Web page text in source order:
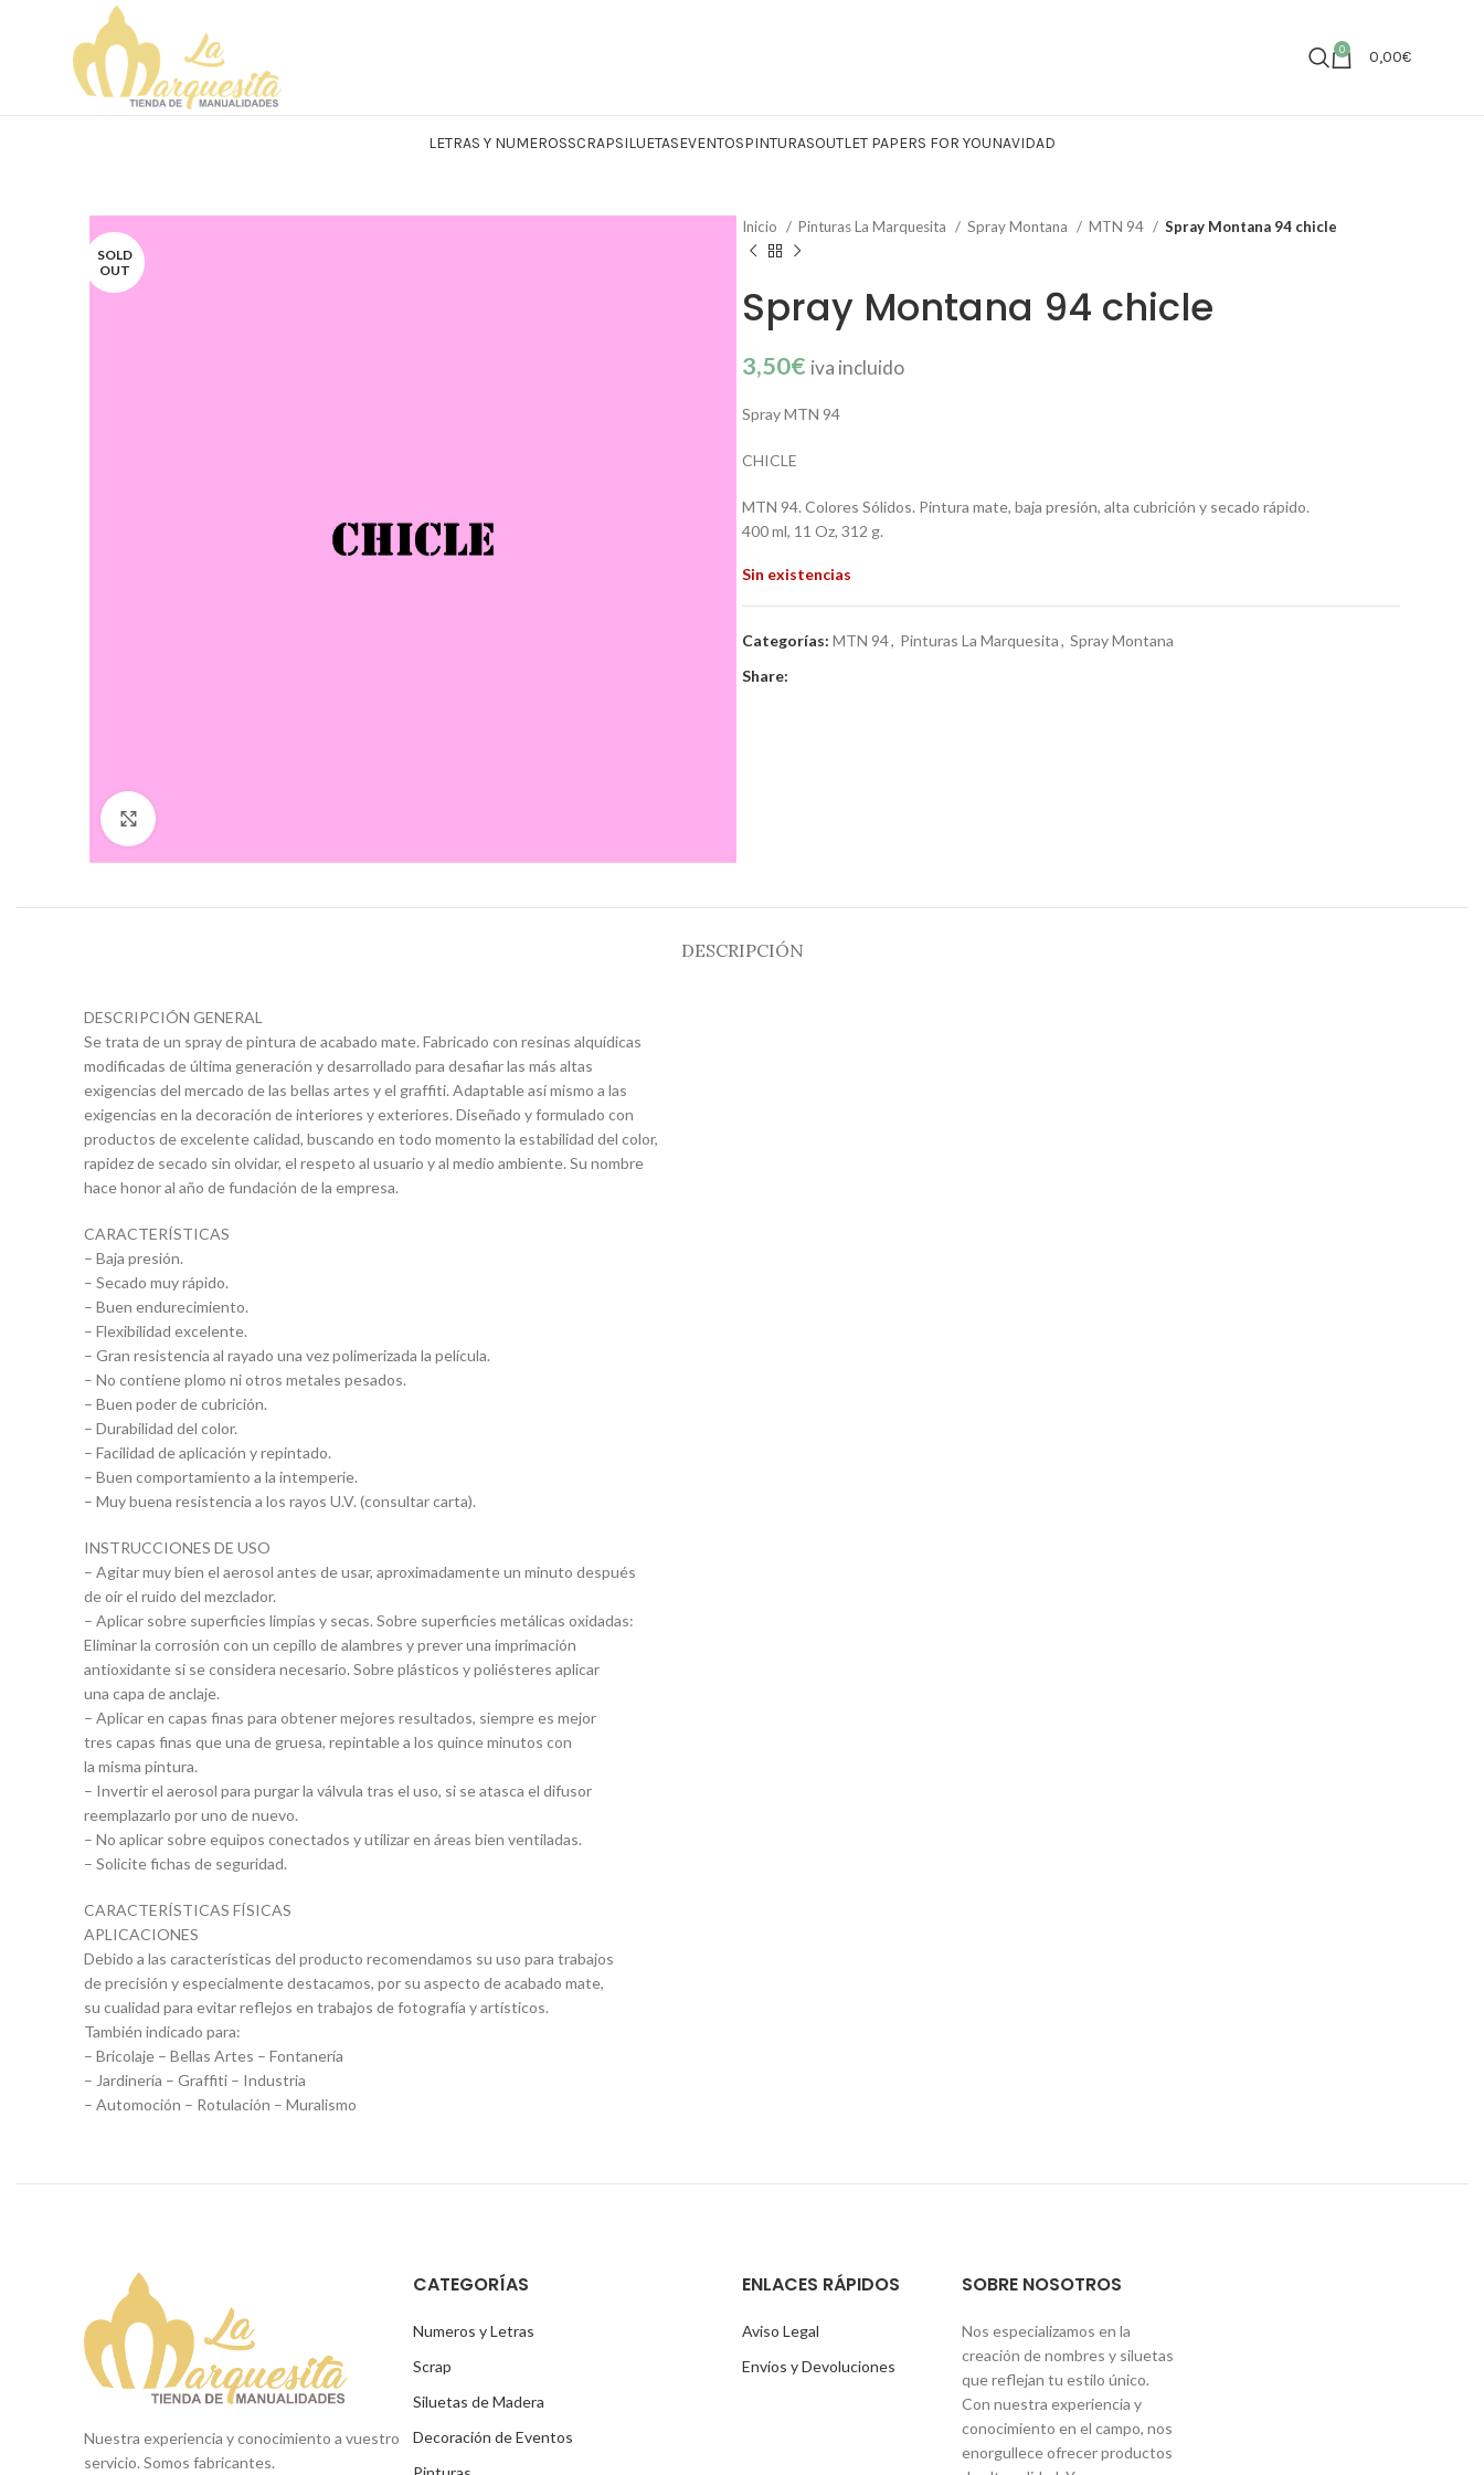
0 0,00€
LETRAS Y NUMEROSSCRAPSILUETASEVENTOSPINTURASOUTLET PAPERS FOR YOUNAVIDAD
SOLD
OUT
Inicio Pinturas La Marquesita Spray Montana MTN 94 Spray Montana 94 chicle
Spray Montana 94 chicle
3,50€ iva incluido
Spray MTN 94
CHICLE
MTN 94. Colores Sólidos. Pintura mate, baja presión, alta cubrición y secado rápido.
400 ml, 11 Oz, 312 g.
Sin existencias
Categorías: MTN 94, Pinturas La Marquesita, Spray Montana
Share:
DESCRIPCIÓN
DESCRIPCIÓN GENERAL
Se trata de un spray de pintura de acabado mate. Fabricado con resinas alquídicas
modificadas de última generación y desarrollado para desafiar las más altas
exigencias del mercado de las bellas artes y el graffiti. Adaptable así mismo a las
exigencias en la decoración de interiores y exteriores. Diseñado y formulado con
productos de excelente calidad, buscando en todo momento la estabilidad del color,
rapidez de secado sin olvidar, el respeto al usuario y al medio ambiente. Su nombre
hace honor al año de fundación de la empresa.
CARACTERÍSTICAS
– Baja presión.
– Secado muy rápido.
– Buen endurecimiento.
– Flexibilidad excelente.
– Gran resistencia al rayado una vez polimerizada la película.
– No contiene plomo ni otros metales pesados.
– Buen poder de cubrición.
– Durabilidad del color.
– Facilidad de aplicación y repintado.
– Buen comportamiento a la intemperie.
– Muy buena resistencia a los rayos U.V. (consultar carta).
INSTRUCCIONES DE USO
– Agitar muy bien el aerosol antes de usar, aproximadamente un minuto después
de oír el ruido del mezclador.
– Aplicar sobre superficies limpias y secas. Sobre superficies metálicas oxidadas:
Eliminar la corrosión con un cepillo de alambres y prever una imprimación
antioxidante si se considera necesario. Sobre plásticos y poliésteres aplicar
una capa de anclaje.
– Aplicar en capas finas para obtener mejores resultados, siempre es mejor
tres capas finas que una de gruesa, repintable a los quince minutos con
la misma pintura.
– Invertir el aerosol para purgar la válvula tras el uso, si se atasca el difusor
reemplazarlo por uno de nuevo.
– No aplicar sobre equipos conectados y utilizar en áreas bien ventiladas.
– Solicite fichas de seguridad.
CARACTERÍSTICAS FÍSICAS
APLICACIONES
Debido a las características del producto recomendamos su uso para trabajos
de precisión y especialmente destacamos, por su aspecto de acabado mate,
su cualidad para evitar reflejos en trabajos de fotografía y artísticos.
También indicado para:
– Bricolaje – Bellas Artes – Fontanería
– Jardinería – Graffiti – Industria
– Automoción – Rotulación – Muralismo
Nuestra experiencia y conocimiento a vuestro
servicio. Somos fabricantes.
CATEGORÍAS
Numeros y Letras
Scrap
Siluetas de Madera
Decoración de Eventos
ENLACES RÁPIDOS
Aviso Legal
Envíos y Devoluciones
SOBRE NOSOTROS
Nos especializamos en la
creación de nombres y siluetas
que reflejan tu estilo único.
Con nuestra experiencia y
conocimiento en el campo, nos
enorgullece ofrecer productos